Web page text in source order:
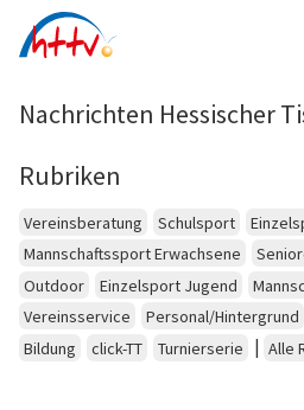
Inhalt
Nachrichten Hessischer
Rubriken
Vereinsberatung Schulsport
Mannschaftssport Erwachsene
Outdoor
Einzelsport Jugend
Vereinsservice
Personal/Hintergrund
Bildung
click-TT Turnierserie | Alle